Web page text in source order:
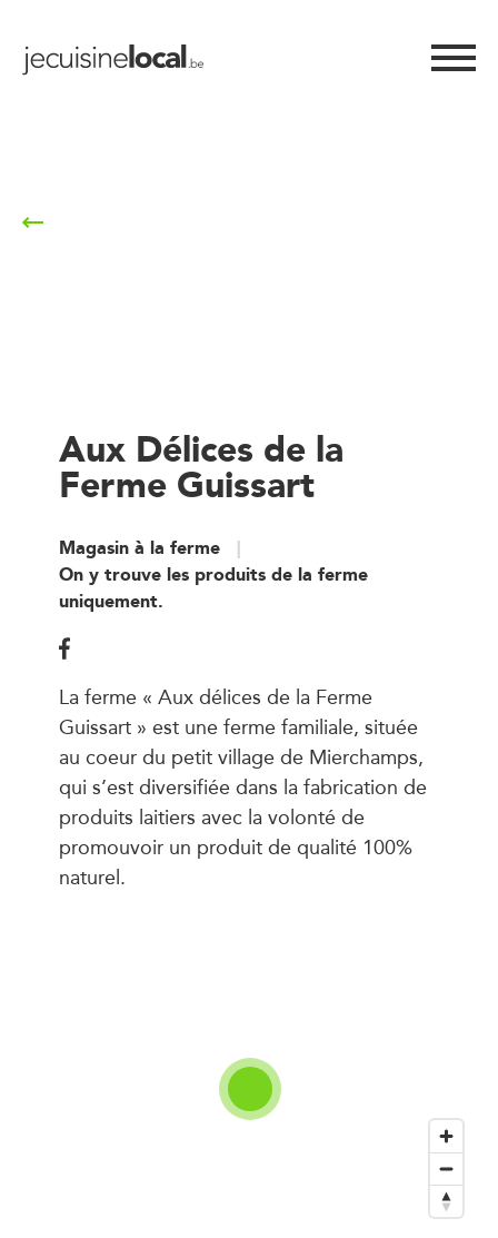
Aux Délices de la
Ferme Guissart
Magasin à la ferme
On y trouve les produits de la ferme
uniquement.
La ferme « Aux délices de la Ferme
Guissart » est une ferme familiale, située
au coeur du petit village de Mierchamps,
qui s’est diversifiée dans la fabrication de
produits laitiers avec la volonté de
promouvoir un produit de qualité 100%
naturel.